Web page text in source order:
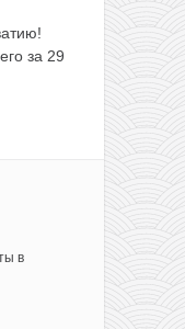
за 29
в